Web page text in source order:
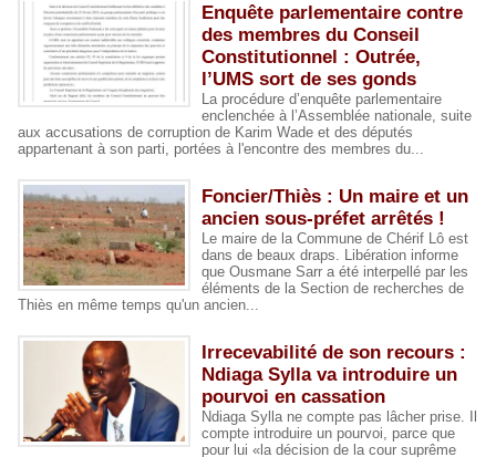
Enquête parlementaire contre
des membres du Conseil
Constitutionnel : Outrée,
l’UMS sort de ses gonds
La procédure d’enquête parlementaire
enclenchée à l’Assemblée nationale, suite
aux accusations de corruption de Karim Wade et des députés
appartenant à son parti, portées à l'encontre des membres du...
Foncier/Thiès : Un maire et un
ancien sous-préfet arrêtés !
Le maire de la Commune de Chérif Lô est
dans de beaux draps. Libération informe
que Ousmane Sarr a été interpellé par les
éléments de la Section de recherches de
Thiès en même temps qu'un ancien...
Irrecevabilité de son recours :
Ndiaga Sylla va introduire un
pourvoi en cassation
Ndiaga Sylla ne compte pas lâcher prise. Il
compte introduire un pourvoi, parce que
pour lui «la décision de la cour suprême